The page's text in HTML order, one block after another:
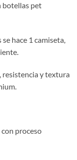
botellas pet
hace 1 camiseta,
resistencia y textura
proceso